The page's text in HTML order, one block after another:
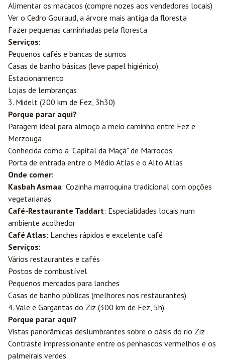
Alimentar os macacos (compre nozes aos vendedores locais)
Ver o Cedro Gouraud, a árvore mais antiga da floresta
Fazer pequenas caminhadas pela floresta
Serviços:
Pequenos cafés e bancas de sumos
Casas de banho básicas (leve papel higiénico)
Estacionamento
Lojas de lembranças
3. Midelt (200 km de Fez, 3h30)
Porque parar aqui?
Paragem ideal para almoço a meio caminho entre Fez e
Merzouga
Conhecida como a "Capital da Maçã" de Marrocos
Porta de entrada entre o Médio Atlas e o Alto Atlas
Onde comer:
Kasbah Asmaa: Cozinha marroquina tradicional com opções
vegetarianas
Café-Restaurante Taddart: Especialidades locais num
ambiente acolhedor
Café Atlas: Lanches rápidos e excelente café
Serviços:
Vários restaurantes e cafés
Postos de combustível
Pequenos mercados para lanches
Casas de banho públicas (melhores nos restaurantes)
4. Vale e Gargantas do Ziz (300 km de Fez, 5h)
Porque parar aqui?
Vistas panorâmicas deslumbrantes sobre o oásis do rio Ziz
Contraste impressionante entre os penhascos vermelhos e os
palmeirais verdes